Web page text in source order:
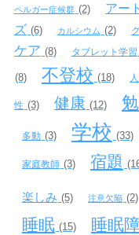
ペルガー症候群 (2) アー
ズ (6) カルシウム (2)
ケア (8) タブレット学習
(8) 不登校 (18)
性 (3) 健康 (12)
多動 (3) 学校 (33)
家庭教師 (3) 宿題
楽しみ (5) 注意欠陥 (2)
睡眠 (15) 睡眠